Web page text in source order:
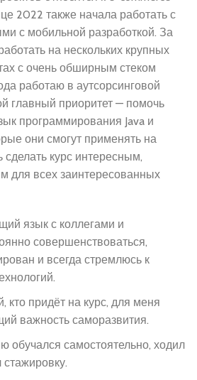
2022 также начала работать с
с мобильной разработкой. За
на нескольких крупных
с очень обширным стеком
работаю в аутсорсинговой
главный приоритет — помочь
программирования Java и
они смогут применять на
сделать курс интересным,
для всех заинтересованных
язык с коллегами и
совершенствоваться,
и всегда стремлюсь к
придёт на курс, для меня
важность саморазвития.
обучался самостоятельно, ходил